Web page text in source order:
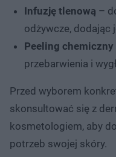
Infuzję tlenową –
odżywcze, dodając
Peeling chemiczny
przebarwienia i
Przed wyborem
skonsultować się z
kosmetologiem, aby
potrzeb swojej skóry.